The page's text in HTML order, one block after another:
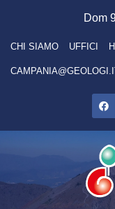
content
Dom
CHI SIAMO UFFICI